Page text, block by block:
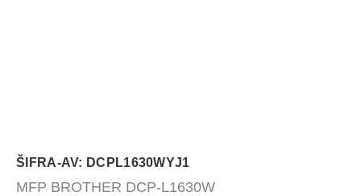
ŠIFRA-AV: DCPL1630WYJ1
MFP BROTHER DCP-L1630W